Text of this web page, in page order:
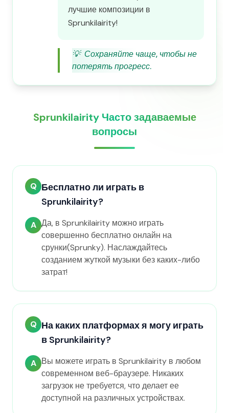
лучшие композиции в
Sprunkilairity!
💡 Сохраняйте чаще, чтобы не
потерять прогресс.
Sprunkilairity Часто задаваемые
вопросы
Q Бесплатно ли играть в
Sprunkilairity?
A Да, в Sprunkilairity можно играть
совершенно бесплатно онлайн на
срунки(Sprunky). Наслаждайтесь
созданием жуткой музыки без каких-либо
затрат!
Q На каких платформах я могу играть
в Sprunkilairity?
A Вы можете играть в Sprunkilairity в любом
современном веб-браузере. Никаких
загрузок не требуется, что делает ее
доступной на различных устройствах.